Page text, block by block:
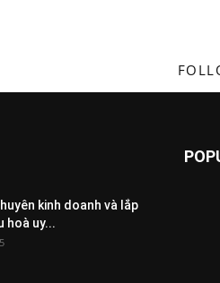
kinh doanh và lắp
hoà uy...